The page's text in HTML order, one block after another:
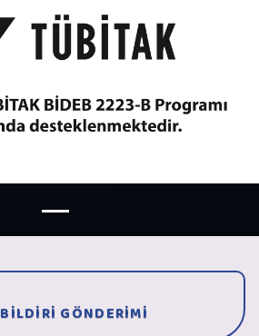
BİLDİRİ GÖNDERİMİ